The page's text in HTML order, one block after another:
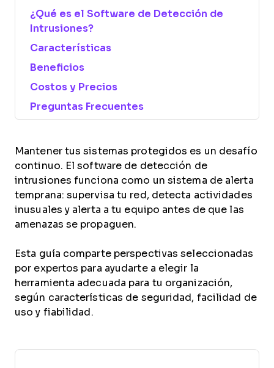
¿Qué es el Software de Detección de
Intrusiones?
Características
Beneficios
Costos y Precios
Preguntas Frecuentes
Mantener tus sistemas protegidos es un desafío
continuo. El software de detección de
intrusiones funciona como un sistema de alerta
temprana: supervisa tu red, detecta actividades
inusuales y alerta a tu equipo antes de que las
amenazas se propaguen.
Esta guía comparte perspectivas seleccionadas
por expertos para ayudarte a elegir la
herramienta adecuada para tu organización,
según características de seguridad, facilidad de
uso y fiabilidad.